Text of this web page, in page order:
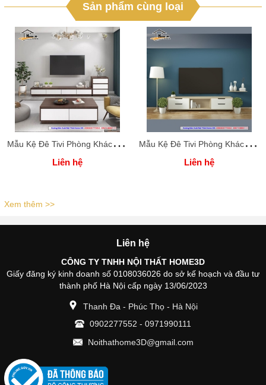
Sản phẩm cùng loại
M
ẫu Kệ Đê Tivi Phòng Khách Home 3D
Liên hệ
M
ẫu Kệ Đê Tivi Phòng Khách Home 3D
Liên hệ
Xem thêm >>
Liên hệ
CÔNG TY TNHH NỘI THẤT HOME3D
Giấy đăng ký kinh doanh số 0108036026 do sở kế hoạch và đầu tư
thành phố Hà Nội cấp ngày 13/06/2023
Thanh Đa - Phúc Thọ - Hà Nội
0902277552 - 0971990111
Noithathome3D@gmail.com